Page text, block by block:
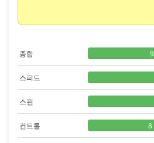
종합 9
스피드
스핀
컨트롤 8